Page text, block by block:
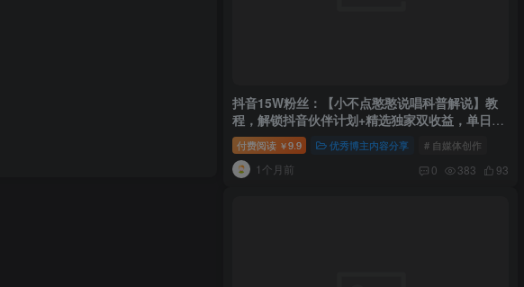
抖音15W粉丝：【小不点憨憨说唱科普解说】教
程，解锁抖音伙伴计划+精选独家双收益，单日
1k+
付费阅读 ￥9.9 优秀博主内容分享 # 自媒体创作
1个月前 0 383 93